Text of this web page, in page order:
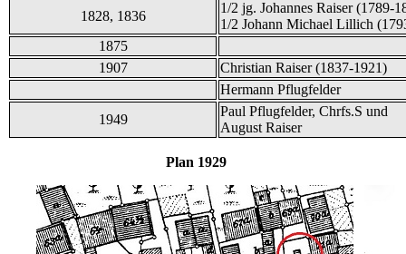
1828, 1836
1/2 jg. Johannes Raiser (1789-
1/2 Johann Michael Lillich
1875
1907
Christian Raiser (1837-1921)
Hermann Pflugfelder
1949
Paul Pflugfelder, Chrfs.S und
August Raiser
Plan 1929 und